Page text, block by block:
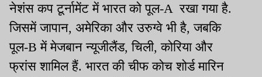
नेशंस कप टूर्नामेंट में भारत को पूल-A रखा गया है.
जिसमें जापान, अमेरिका और उरुग्वे भी है, जबकि
पूल-B में मेजबान न्यूजीलैंड, चिली, कोरिया और
फ्रांस शामिल हैं. भारत की चीफ कोच शोर्ड मारिन